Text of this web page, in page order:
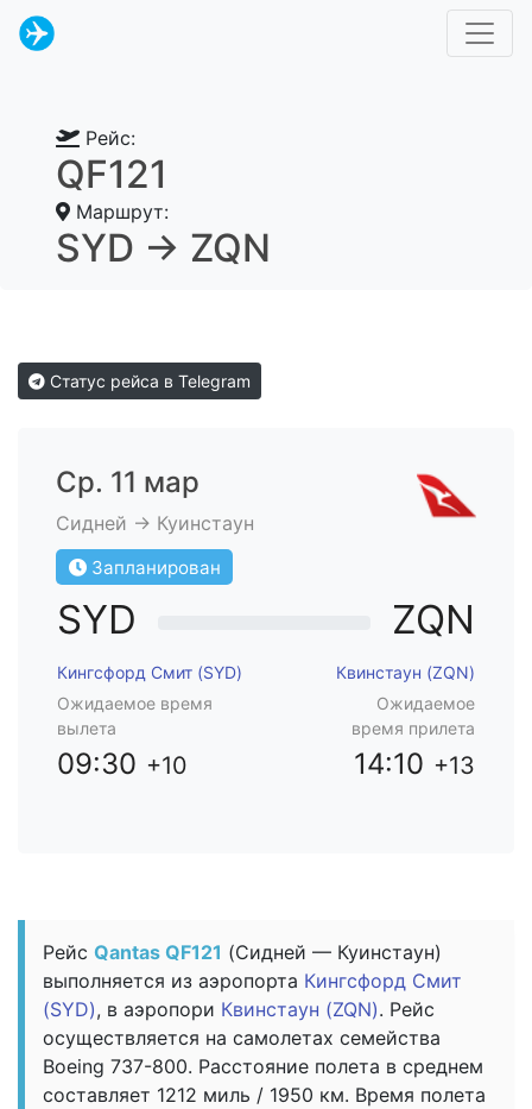
Рейс:
QF121
Маршрут:
SYD → ZQN
Статус рейса в Telegram
Ср. 11 мар
Сидней → Куинстаун
Запланирован
SYD ZQN
Кингсфорд Смит (SYD)
Квинстаун (ZQN)
Ожидаемое время
вылета
Ожидаемое
время прилета
09:30 +10 14:10 +13
Рейс Qantas QF121 (Сидней — Куинстаун)
выполняется из аэропорта Кингсфорд Смит
(SYD), в аэропори Квинстаун (ZQN). Рейс
осуществляется на самолетах семейства
Boeing 737-800. Расстояние полета в среднем
составляет 1212 миль / 1950 км. Время полета